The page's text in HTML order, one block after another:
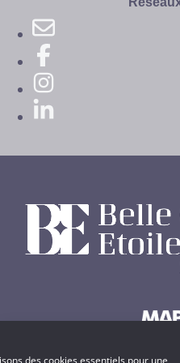
des cookies essentiels pour une
Powered by